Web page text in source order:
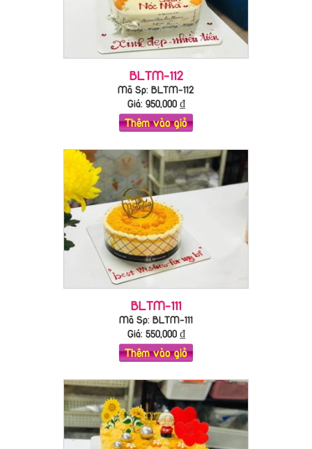
BLTM-112
Mã Sp: BLTM-112
Giá: 950,000₫
Thêm vào giỏ
BLTM-111
Mã Sp: BLTM-111
Giá: 550,000₫
Thêm vào giỏ